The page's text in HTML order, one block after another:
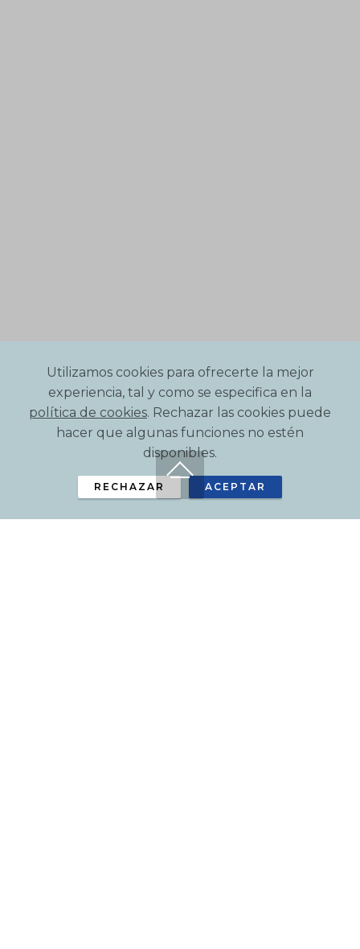
Utilizamos cookies para ofrecerte la mejor
experiencia, tal y como se especifica en la
política de cookies. Rechazar las cookies puede
hacer que algunas funciones no estén
disponibles.
RECHAZAR ACEPTAR